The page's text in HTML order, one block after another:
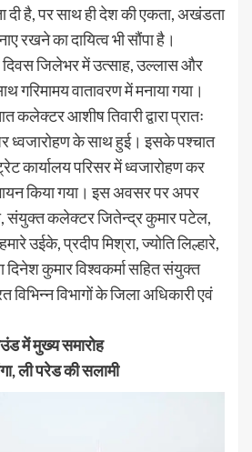
दी है, पर साथ ही देश की एकता, अखंडता
रखने का दायित्व भी सौंपा है।
दिवस जिलेभर में उत्साह, उल्लास और
गरिमामय वातावरण में मनाया गया।
आशीष तिवारी द्वारा प्रातः
ध्वजारोहण के साथ हुई। इसके पश्चात
कार्यालय परिसर में ध्वजारोहण कर
किया गया। इस अवसर पर अपर
संयुक्त कलेक्टर जितेन्द्र कुमार पटेल,
उईके, प्रदीप मिश्रा, ज्योति लिल्हारे,
कुमार विश्वकर्मा सहित संयुक्त
विभागों के जिला अधिकारी एवं
में मुख्य समारोह
ली परेड की सलामी